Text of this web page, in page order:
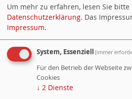
Veröffentlicht am 25.01.2026in
Hier gehtś zum Wahlprogramm:
https://www.spd-bw.de/
wuerttemberg-verabschiedet-
2026-weil-es-um-dich-geht/
Um mehr zu erfahren, lesen Sie bitte
Datenschutzerklärung. Das
Impressum.
System, Essenziell (immer
Für den Betrieb der Webseite
Cookies
↓ 2 Dienste